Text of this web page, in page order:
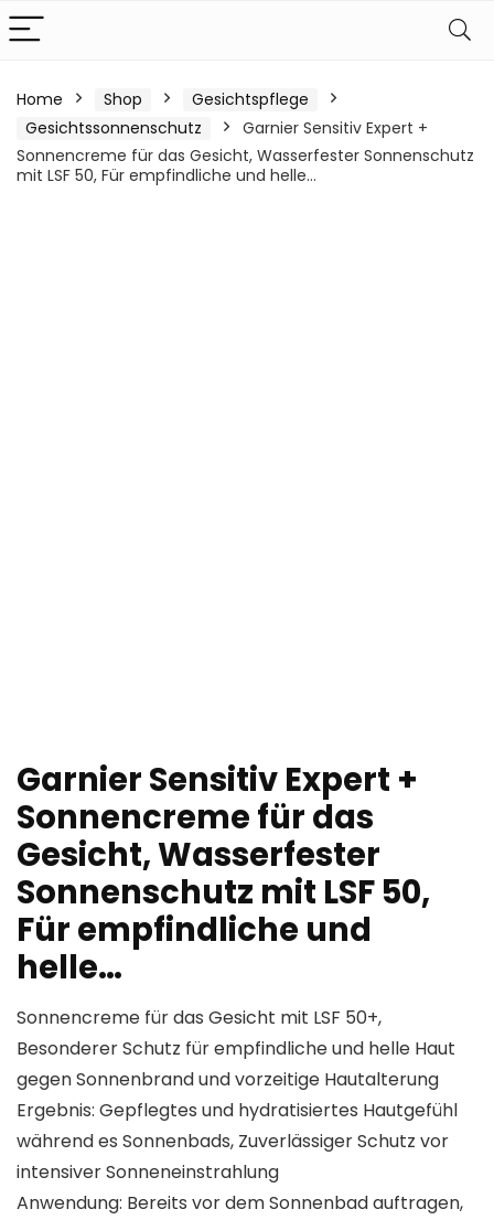
Home Shop
Gesichtspflege
Gesichtssonnenschutz
Garnier Sensitiv Expert +
Sonnencreme für das Gesicht, Wasserfester Sonnenschutz
mit LSF 50, Für empfindliche und helle…
Garnier Sensitiv Expert +
Sonnencreme für das
Gesicht, Wasserfester
Sonnenschutz mit LSF 50,
Für empfindliche und
helle…
Sonnencreme für das Gesicht mit LSF 50+,
Besonderer Schutz für empfindliche und helle Haut
gegen Sonnenbrand und vorzeitige Hautalterung
Ergebnis: Gepflegtes und hydratisiertes Hautgefühl
während es Sonnenbads, Zuverlässiger Schutz vor
intensiver Sonneneinstrahlung
Anwendung: Bereits vor dem Sonnenbad auftragen,